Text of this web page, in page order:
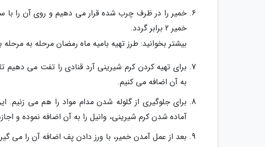
خمیر را در ظرف چرب شده قرار می دهیم و روی آن را
خمیر 2 برابر گردد.
بیشتر بخوانید: طرز تهیه بامیه ماه رمضان مرحله به
برای تهیه کردن کرم شیرینی آرد قنادی را تفت می
به آن اضافه می کنیم.
برای جلوگیری از گلوله شدن مدام مواد را هم می زنیم.
آماده شدن کرم شیرینی، وانیل را به آن اضافه نموده و
بعد از عمل آمدن خمیر، با ورز دادن پف اضافه آن را می